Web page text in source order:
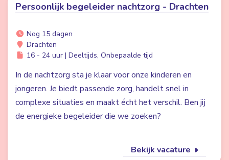
Persoonlijk begeleider nachtzorg - Drachten
Nog 15 dagen
Drachten
16 - 24 uur | Deeltijds, Onbepaalde tijd
In de nachtzorg sta je klaar voor onze kinderen en
jongeren. Je biedt passende zorg, handelt snel in
complexe situaties en maakt écht het verschil. Ben jij
de energieke begeleider die we zoeken?
Bekijk vacature